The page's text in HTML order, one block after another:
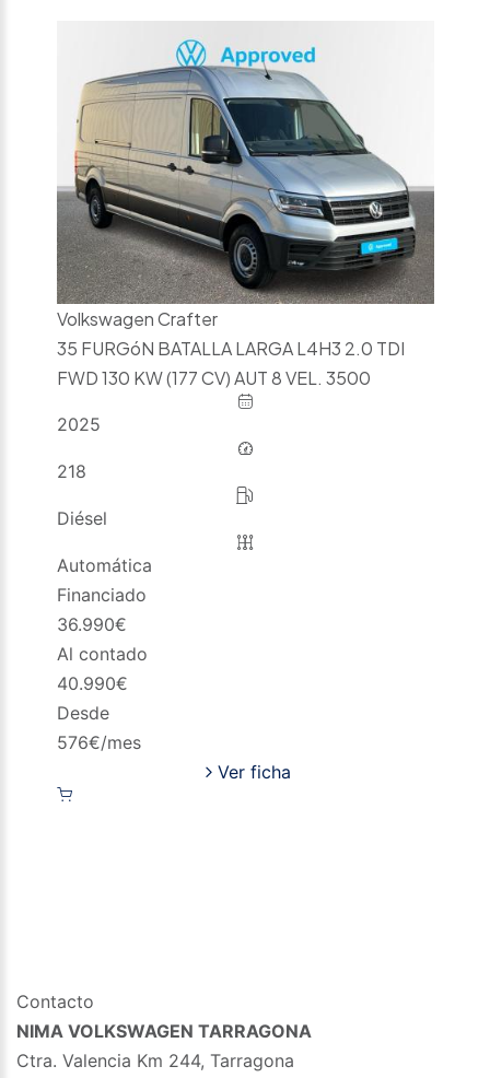
Volkswagen Crafter
35 FURGóN BATALLA LARGA L4H3 2.0 TDI
FWD 130 KW (177 CV) AUT 8 VEL. 3500
2025
218
Diésel
Automática
Financiado
36.990€
Al contado
40.990€
Desde
576€/mes
Ver ficha
Contacto
NIMA VOLKSWAGEN TARRAGONA
Ctra. Valencia Km 244, Tarragona